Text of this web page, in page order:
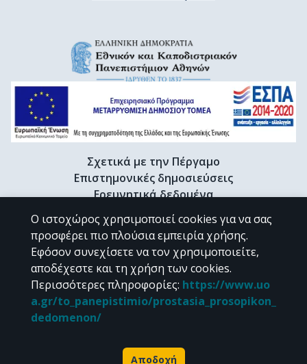
Σχετικά με την Πέργαμο
Επιστημονικές δημοσιεύσεις
Ερευνητικά δεδομένα
Διδακτορικές διατριβές & Γκρίζα βιβλιογραφία
Προφίλ Ερευνητή
CC BY-NC 4.0
Εκτός αν αναφέρεται διαφορετικά, το υλικό της "Περγάμου" διατίθεται
Powered by
Ο ιστοχώρος χρησιμοποιεί cookies για να σας
προσφέρει πιο πλούσια εμπειρία χρήσης.
Εφόσον συνεχίσετε να τον χρησιμοποιείτε,
αποδέχεστε και τη χρήση των cookies.
Περισσότερες πληροφορίες: https://www.uo
a.gr/to_panepistimio/prostasia_prosopikon_
dedomenon/
Αποδοχή